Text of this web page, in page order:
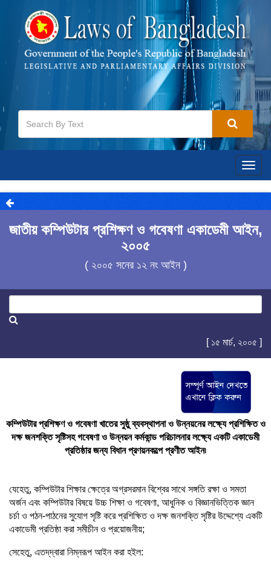
জাতীয় কম্পিউটার প্রশিক্ষণ ও গবেষণা একাডেমী আইন,
২০০৫
( ২০০৫ সনের ১২ নং আইন )
[ ১৫ মার্চ, ২০০৫ ]
কম্পিউটার প্রশিক্ষণ ও গবেষণা খাতের সুষ্ঠু ব্যবস্থাপনা ও উন্নয়নের লক্ষ্যে প্রশিক্ষিত ও
দক্ষ জনশক্তি সৃষ্টিসহ গবেষণা ও উন্নয়ন কর্মকান্ড পরিচালনার লক্ষ্যে একটি একাডেমী
প্রতিষ্ঠার জন্য বিধান প্রণয়নকল্পে প্রণীত আইন৷
যেহেতু, কম্পিউটার শিক্ষার ক্ষেত্রে অগ্রসরমান বিশ্বের সাথে সঙ্গতি রক্ষা ও সমতা
অর্জন এবং কম্পিউটার বিষয়ে উচ্চ শিক্ষা ও গবেষণা, আধুনিক ও বিজ্ঞানভিত্তিক জ্ঞান
চর্চা ও পঠন-পাঠনের সুযোগ সৃষ্টি করে প্রশিক্ষিত ও দক্ষ জনশক্তি সৃষ্টির উদ্দেশ্যে একটি
একাডেমী প্রতিষ্ঠা করা সমীচীন ও প্রয়োজনীয়;
সেহেতু, এতদ্‌দ্বারা নিম্নরূপ আইন করা হইল: